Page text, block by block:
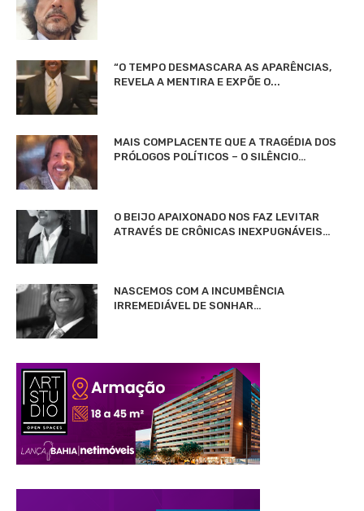
“O TEMPO DESMASCARA AS APARÊNCIAS,
REVELA A MENTIRA E EXPÕE O...
MAIS COMPLACENTE QUE A TRAGÉDIA DOS
PRÓLOGOS POLÍTICOS – O SILÊNCIO…
O BEIJO APAIXONADO NOS FAZ LEVITAR
ATRAVÉS DE CRÔNICAS INEXPUGNÁVEIS…
NASCEMOS COM A INCUMBÊNCIA
IRREMEDIÁVEL DE SONHAR…